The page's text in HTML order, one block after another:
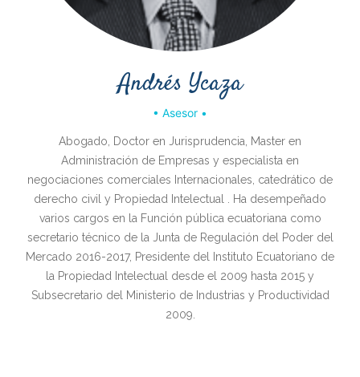
Andrés Ycaza
• Asesor •
Abogado, Doctor en Jurisprudencia, Master en
Administración de Empresas y especialista en
negociaciones comerciales Internacionales, catedrático de
derecho civil y Propiedad Intelectual . Ha desempeñado
varios cargos en la Función pública ecuatoriana como
secretario técnico de la Junta de Regulación del Poder del
Mercado 2016-2017, Presidente del Instituto Ecuatoriano de
la Propiedad Intelectual desde el 2009 hasta 2015 y
Subsecretario del Ministerio de Industrias y Productividad
2009.